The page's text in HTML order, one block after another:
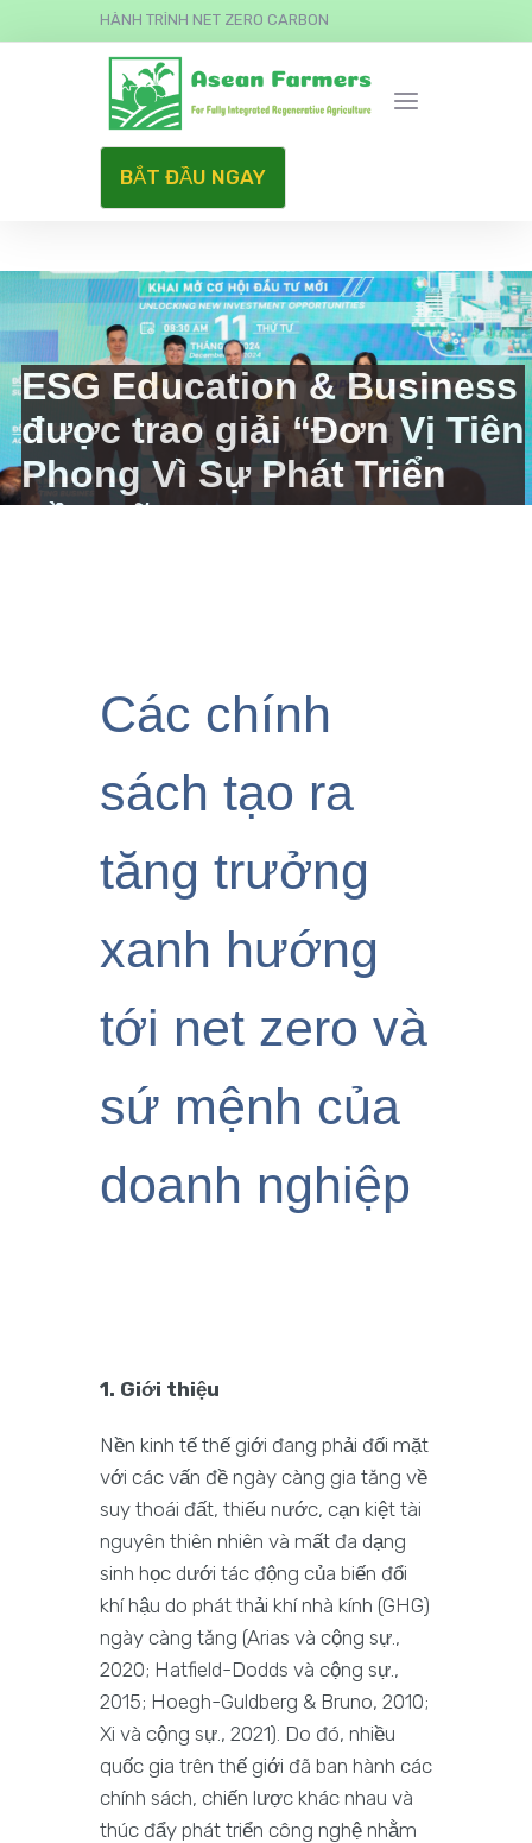
HÀNH TRÌNH NET ZERO CARBON
BẮT ĐẦU NGAY
ESG Education & Business
được trao giải “Đơn Vị Tiên
Phong Vì Sự Phát Triển
Bền Vững”
Các chính
sách tạo ra
tăng trưởng
xanh hướng
tới net zero và
sứ mệnh của
doanh nghiệp
1. Giới thiệu
Nền kinh tế thế giới đang phải đối mặt
với các vấn đề ngày càng gia tăng về
suy thoái đất, thiếu nước, cạn kiệt tài
nguyên thiên nhiên và mất đa dạng
sinh học dưới tác động của biến đổi
khí hậu do phát thải khí nhà kính (GHG)
ngày càng tăng (Arias và cộng sự.,
2020; Hatfield-Dodds và cộng sự.,
2015; Hoegh-Guldberg & Bruno, 2010;
Xi và cộng sự., 2021). Do đó, nhiều
quốc gia trên thế giới đã ban hành các
chính sách, chiến lược khác nhau và
thúc đẩy phát triển công nghệ nhằm